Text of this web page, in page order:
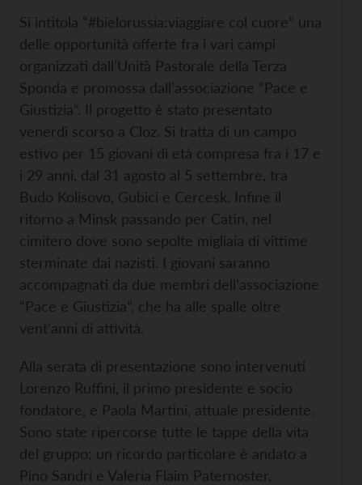
Si intitola “#bielorussia:viaggiare col cuore” una
delle opportunità offerte fra i vari campi
organizzati dall’Unità Pastorale della Terza
Sponda e promossa dall’associazione “Pace e
Giustizia”. Il progetto è stato presentato
venerdì scorso a Cloz. Si tratta di un campo
estivo per 15 giovani di età compresa fra i 17 e
i 29 anni, dal 31 agosto al 5 settembre, tra
Budo Kolisovo, Gubici e Cercesk. Infine il
ritorno a Minsk passando per Catin, nel
cimitero dove sono sepolte migliaia di vittime
sterminate dai nazisti. I giovani saranno
accompagnati da due membri dell’associazione
“Pace e Giustizia”, che ha alle spalle oltre
vent'anni di attività.
Alla serata di presentazione sono intervenuti
Lorenzo Ruffini, il primo presidente e socio
fondatore, e Paola Martini, attuale presidente.
Sono state ripercorse tutte le tappe della vita
del gruppo; un ricordo particolare è andato a
Pino Sandri e Valeria Flaim Paternoster,